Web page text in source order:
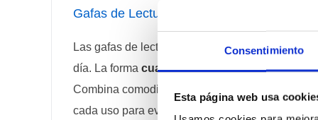
Consentimiento
Esta página web usa
Gafas de Lectura New Gen Bold ideales
Las gafas de lectura son una solución práctica
día. La forma cuadradade este modelo
Combina comodidad, funcionalidad y estilo,
cada uso para evitar la acumulación de